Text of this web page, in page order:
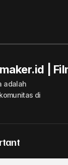
adalah
di